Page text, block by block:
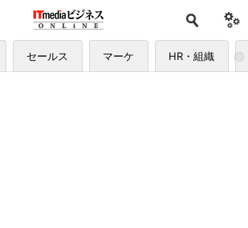
セールス マーケ HR・組織